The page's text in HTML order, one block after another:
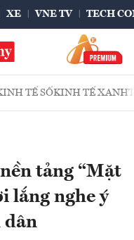
XE VNE TV TECH
TẾ SỐKINH TẾ XANH
tảng “Mặt
lắng nghe ý
dân